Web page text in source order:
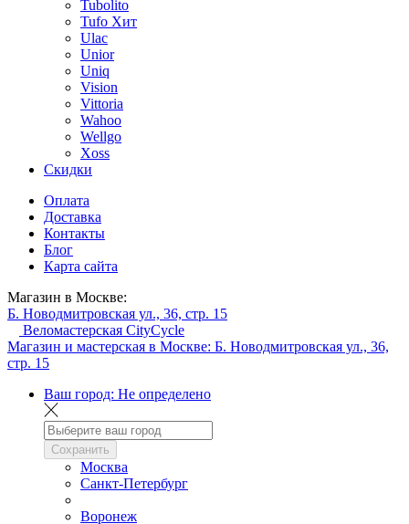
Tubolito
Tufo Хит
Ulac
Unior
Uniq
Vision
Vittoria
Wahoo
Wellgo
Xoss
Скидки
Оплата
Доставка
Контакты
Блог
Карта сайта
Магазин в Москве:
Б. Новодмитровская ул., 36, стр. 15
Веломастерская CityCycle
Магазин и мастерская в Москве: Б. Новодмитровская ул., 36,
стр. 15
Ваш город: Не определено
Сохранить
Москва
Санкт-Петербург
Воронеж